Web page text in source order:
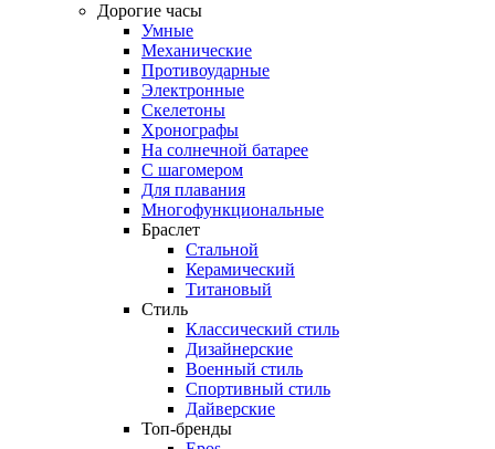
Дорогие часы
Умные
Механические
Противоударные
Электронные
Скелетоны
Хронографы
На солнечной батарее
С шагомером
Для плавания
Многофункциональные
Браслет
Стальной
Керамический
Титановый
Стиль
Классический стиль
Дизайнерские
Военный стиль
Спортивный стиль
Дайверские
Топ-бренды